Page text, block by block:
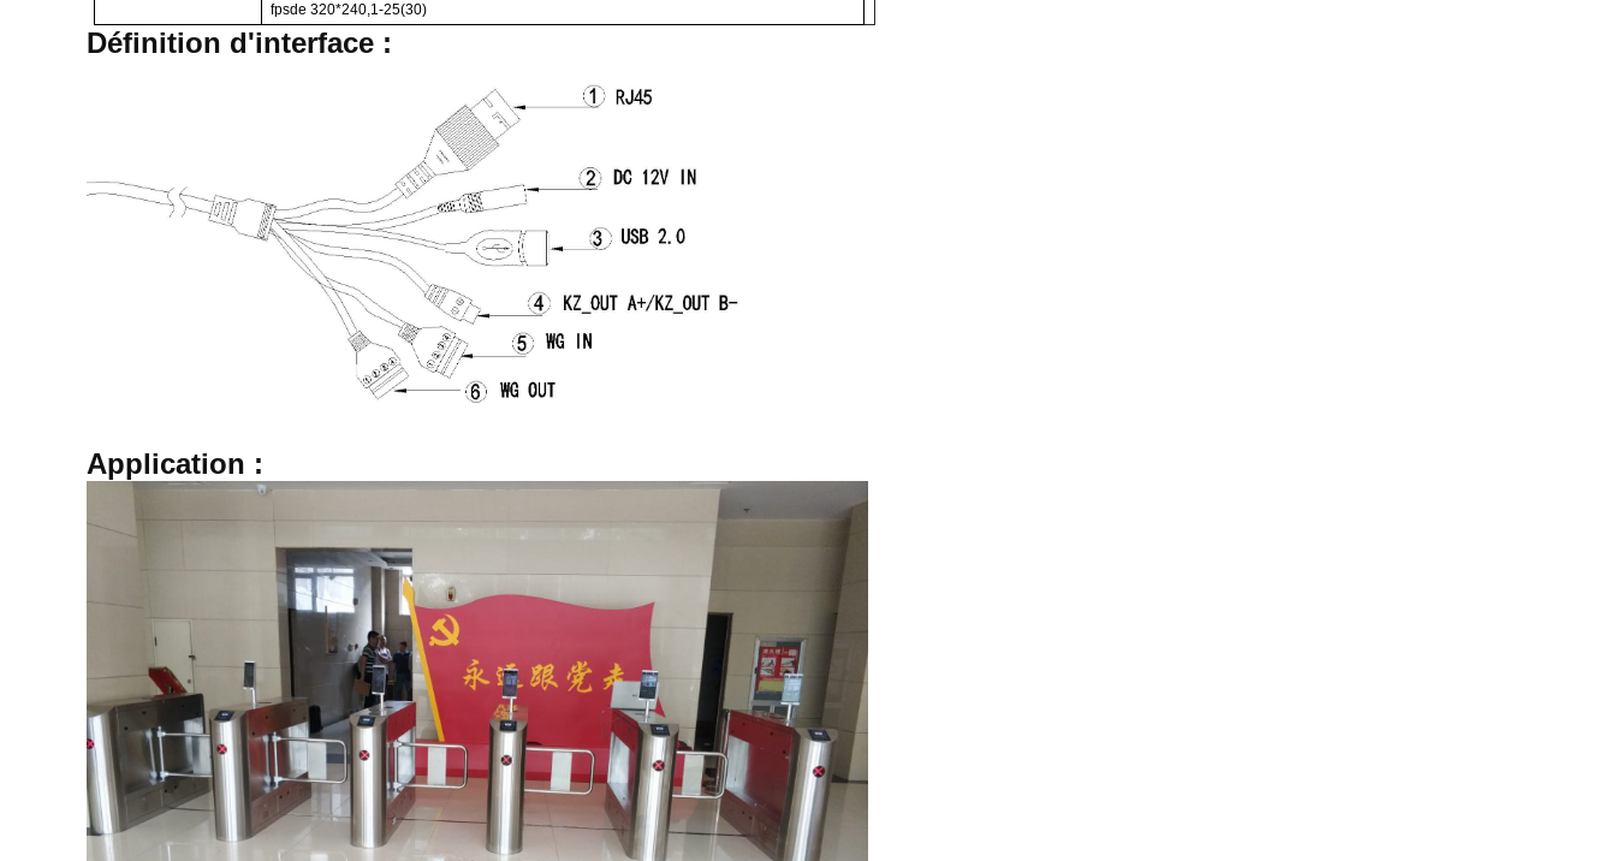
fpsde 320*240,1-25(30)
Définition d'interface :
Application :